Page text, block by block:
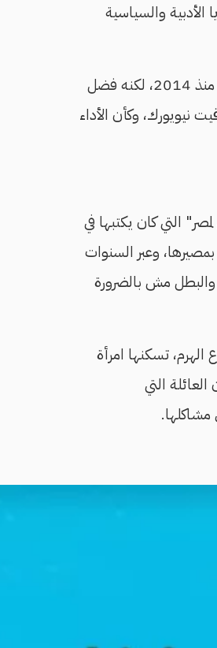
والسياسية
كان مقررًا في البداية، أن يجيب بلال فضل أسئلة هذا الحوار كتابةً، كونه يعيش في أمريكا منذ 2014، لكنه فضل
نيويورك، وكأن الأداء
التي كان يكتبها في
بمصيرها، وعبر السنوات
والبطل مش بالضرورة
تسكنها امرأة
التي
مشاكلها.